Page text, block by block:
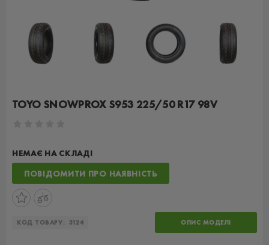
TOYO SNOWPROX S953 225/50 R17 98V
НЕМАЄ НА СКЛАДІ
ПОВІДОМИТИ ПРО НАЯВНІСТЬ
КОД ТОВАРУ: 3124 ОПИС МОДЕЛІ